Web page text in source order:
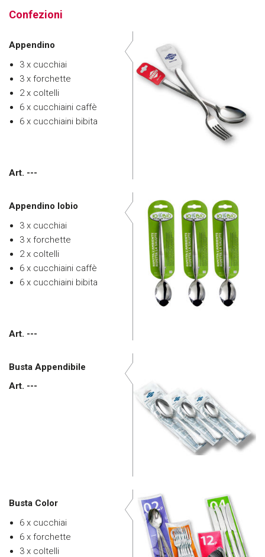
Confezioni
Appendino
3 x cucchiai
3 x forchette
2 x coltelli
6 x cucchiaini caffè
6 x cucchiaini bibita
Art. ---
Appendino Iobio
3 x cucchiai
3 x forchette
2 x coltelli
6 x cucchiaini caffè
6 x cucchiaini bibita
Art. ---
Busta Appendibile
Art. ---
Busta Color
6 x cucchiai
6 x forchette
3 x coltelli